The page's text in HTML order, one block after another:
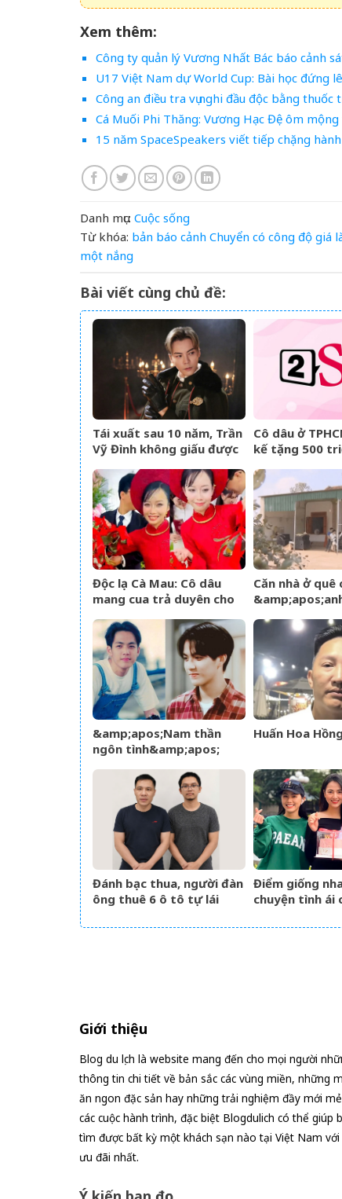
Xem thêm:
Công ty quản lý Vương Nhất Bác báo cảnh
U17 Việt Nam dự World Cup: Bài học đứng
Công an điều tra vụ nghi đầu độc bằng
Cá Muối Phi Thăng: Vương Hạc Đệ ôm
15 năm SpaceSpeakers viết tiếp chặng
Danh mục: Cuộc sống
Từ khóa: bản báo cảnh Chuyển có công độ giá
một nắng
Bài viết cùng chủ đề:
Tái xuất sau 10 năm, Trần
Vỹ Đình không giấu được
Cô dâu ở
kế tặng 500
‘gây sốt’
Độc lạ Cà Mau: Cô dâu
mang cua trả duyên cho
Căn nhà ở quê
đình đám MXH
&amp;apos;Nam thần
ngôn tình&amp;apos;
U60 vẫn như thanh niên
Huấn Hoa
Đánh bạc thua, người đàn
ông thuê 6 ô tô tự lái
Điểm giống
chuyện tình ái
Giới thiệu
Blog du lịch là website mang đến cho mọi người
thông tin chi tiết về bản sắc các vùng miền, những
ăn ngon đặc sản hay những trải nghiệm đầy mới
các cuộc hành trình, đặc biệt Blogdulich có thể giúp
tìm được bất kỳ một khách sạn nào tại Việt Nam với
ưu đãi nhất.